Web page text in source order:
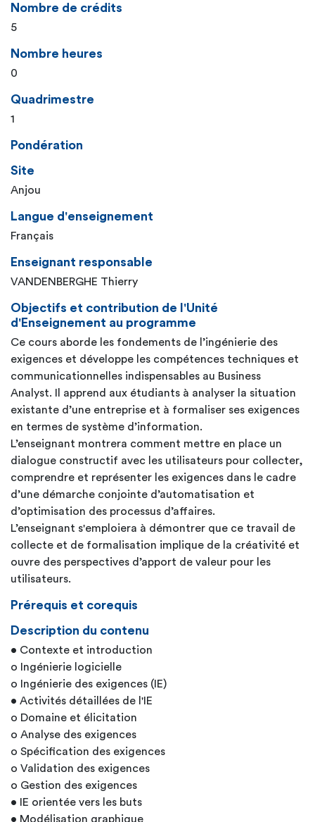
Nombre de crédits
5
Nombre heures
0
Quadrimestre
1
Pondération
Site
Anjou
Langue d'enseignement
Français
Enseignant responsable
VANDENBERGHE Thierry
Objectifs et contribution de l'Unité
d'Enseignement au programme
Ce cours aborde les fondements de l’ingénierie des
exigences et développe les compétences techniques et
communicationnelles indispensables au Business
Analyst. Il apprend aux étudiants à analyser la situation
existante d’une entreprise et à formaliser ses exigences
en termes de système d’information.
L’enseignant montrera comment mettre en place un
dialogue constructif avec les utilisateurs pour collecter,
comprendre et représenter les exigences dans le cadre
d’une démarche conjointe d’automatisation et
d’optimisation des processus d’affaires.
L’enseignant s'emploiera à démontrer que ce travail de
collecte et de formalisation implique de la créativité et
ouvre des perspectives d’apport de valeur pour les
utilisateurs.
Prérequis et corequis
Description du contenu
• Contexte et introduction
o Ingénierie logicielle
o Ingénierie des exigences (IE)
• Activités détaillées de l'IE
o Domaine et élicitation
o Analyse des exigences
o Spécification des exigences
o Validation des exigences
o Gestion des exigences
• IE orientée vers les buts
• Modélisation graphique